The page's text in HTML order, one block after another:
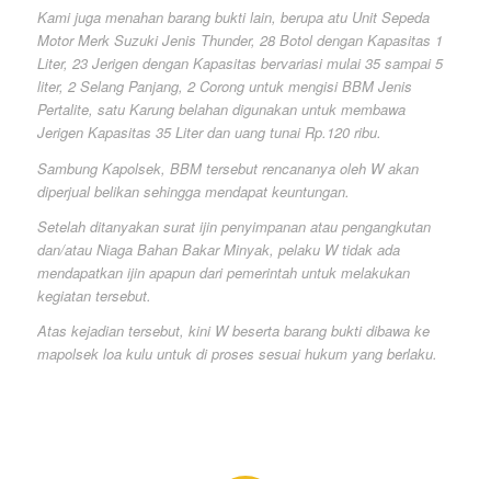
Kami juga menahan barang bukti lain, berupa atu Unit Sepeda
Motor Merk Suzuki Jenis Thunder, 28 Botol dengan Kapasitas 1
Liter, 23 Jerigen dengan Kapasitas bervariasi mulai 35 sampai 5
liter, 2 Selang Panjang, 2 Corong untuk mengisi BBM Jenis
Pertalite, satu Karung belahan digunakan untuk membawa
Jerigen Kapasitas 35 Liter dan uang tunai Rp.120 ribu.
Sambung Kapolsek, BBM tersebut rencananya oleh W akan
diperjual belikan sehingga mendapat keuntungan.
Setelah ditanyakan surat ijin penyimpanan atau pengangkutan
dan/atau Niaga Bahan Bakar Minyak, pelaku W tidak ada
mendapatkan ijin apapun dari pemerintah untuk melakukan
kegiatan tersebut.
Atas kejadian tersebut, kini W beserta barang bukti dibawa ke
mapolsek loa kulu untuk di proses sesuai hukum yang berlaku.